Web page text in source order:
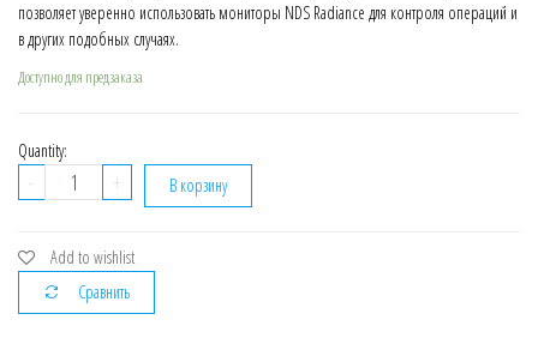
позволяет уверенно использовать мониторы NDS Radiance для контроля операций и
в других подобных случаях.
Доступно для предзаказа
Quantity:
-
Количество
90R0104
NDS
27",
Full
+ В корзину
Add to wishlist
Сравнить